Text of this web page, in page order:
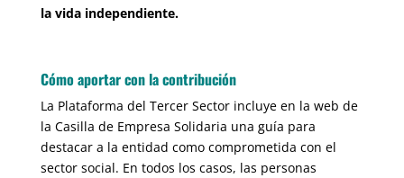
la vida independiente.
Cómo aportar con la contribución
La Plataforma del Tercer Sector incluye en la web de
la Casilla de Empresa Solidaria una guía para
destacar a la entidad como comprometida con el
sector social. En todos los casos, las personas